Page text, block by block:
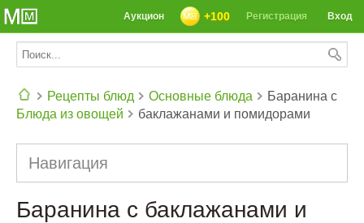
Вход
Регистрация
+100
Аукцион
Рецепты блюд
Основные блюда
Блюда из овощей
Баранина с
баклажанами и помидорами
Навигация
Баранина с баклажанами и